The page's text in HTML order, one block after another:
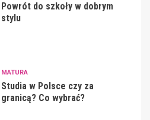
Powrót do szkoły w dobrym
stylu
MATURA
Studia w Polsce czy za
granicą? Co wybrać?